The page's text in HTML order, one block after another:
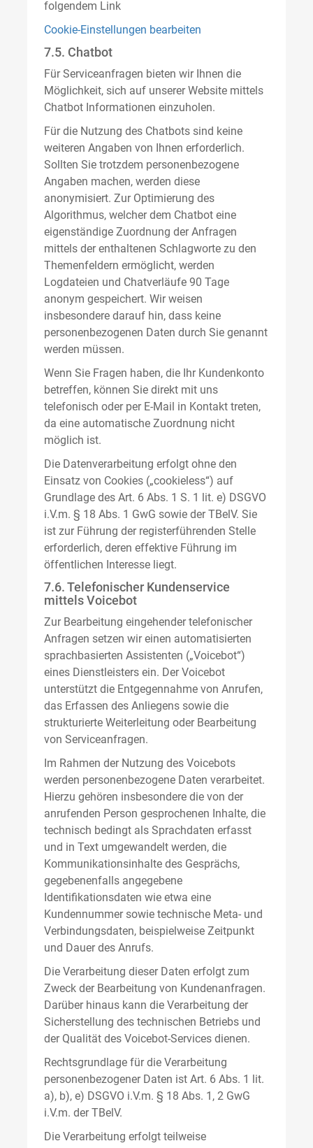
folgendem Link
Cookie-Einstellungen bearbeiten
7.5. Chatbot
Für Serviceanfragen bieten wir Ihnen die
Möglichkeit, sich auf unserer Website mittels
Chatbot Informationen einzuholen.
Für die Nutzung des Chatbots sind keine
weiteren Angaben von Ihnen erforderlich.
Sollten Sie trotzdem personenbezogene
Angaben machen, werden diese
anonymisiert. Zur Optimierung des
Algorithmus, welcher dem Chatbot eine
eigenständige Zuordnung der Anfragen
mittels der enthaltenen Schlagworte zu den
Themenfeldern ermöglicht, werden
Logdateien und Chatverläufe 90 Tage
anonym gespeichert. Wir weisen
insbesondere darauf hin, dass keine
personenbezogenen Daten durch Sie genannt
werden müssen.
Wenn Sie Fragen haben, die Ihr Kundenkonto
betreffen, können Sie direkt mit uns
telefonisch oder per E-Mail in Kontakt treten,
da eine automatische Zuordnung nicht
möglich ist.
Die Datenverarbeitung erfolgt ohne den
Einsatz von Cookies („cookieless“) auf
Grundlage des Art. 6 Abs. 1 S. 1 lit. e) DSGVO
i.V.m. § 18 Abs. 1 GwG sowie der TBelV. Sie
ist zur Führung der registerführenden Stelle
erforderlich, deren effektive Führung im
öffentlichen Interesse liegt.
7.6. Telefonischer Kundenservice
mittels Voicebot
Zur Bearbeitung eingehender telefonischer
Anfragen setzen wir einen automatisierten
sprachbasierten Assistenten („Voicebot“)
eines Dienstleisters ein. Der Voicebot
unterstützt die Entgegennahme von Anrufen,
das Erfassen des Anliegens sowie die
strukturierte Weiterleitung oder Bearbeitung
von Serviceanfragen.
Im Rahmen der Nutzung des Voicebots
werden personenbezogene Daten verarbeitet.
Hierzu gehören insbesondere die von der
anrufenden Person gesprochenen Inhalte, die
technisch bedingt als Sprachdaten erfasst
und in Text umgewandelt werden, die
Kommunikationsinhalte des Gesprächs,
gegebenenfalls angegebene
Identifikationsdaten wie etwa eine
Kundennummer sowie technische Meta- und
Verbindungsdaten, beispielweise Zeitpunkt
und Dauer des Anrufs.
Die Verarbeitung dieser Daten erfolgt zum
Zweck der Bearbeitung von Kundenanfragen.
Darüber hinaus kann die Verarbeitung der
Sicherstellung des technischen Betriebs und
der Qualität des Voicebot-Services dienen.
Rechtsgrundlage für die Verarbeitung
personenbezogener Daten ist Art. 6 Abs. 1 lit.
a), b), e) DSGVO i.V.m. § 18 Abs. 1, 2 GwG
i.V.m. der TBelV.
Die Verarbeitung erfolgt teilweise